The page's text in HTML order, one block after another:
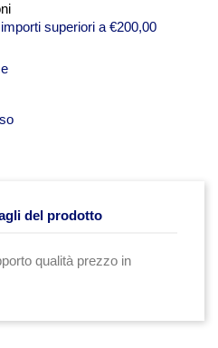
superiori a €200,00
del prodotto
qualità prezzo in